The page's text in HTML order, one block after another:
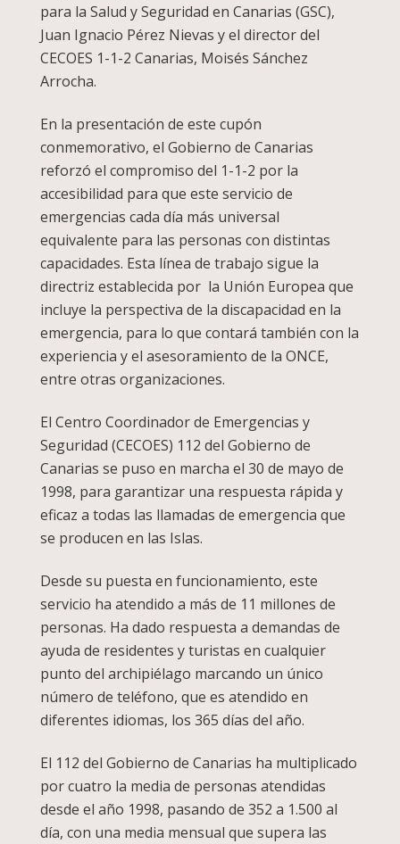
para la Salud y Seguridad en Canarias (GSC),
Juan Ignacio Pérez Nievas y el director del
CECOES 1-1-2 Canarias, Moisés Sánchez
Arrocha.
En la presentación de este cupón
conmemorativo, el Gobierno de Canarias
reforzó el compromiso del 1-1-2 por la
accesibilidad para que este servicio de
emergencias cada día más universal
equivalente para las personas con distintas
capacidades. Esta línea de trabajo sigue la
directriz establecida por la Unión Europea que
incluye la perspectiva de la discapacidad en la
emergencia, para lo que contará también con la
experiencia y el asesoramiento de la ONCE,
entre otras organizaciones.
El Centro Coordinador de Emergencias y
Seguridad (CECOES) 112 del Gobierno de
Canarias se puso en marcha el 30 de mayo de
1998, para garantizar una respuesta rápida y
eficaz a todas las llamadas de emergencia que
se producen en las Islas.
Desde su puesta en funcionamiento, este
servicio ha atendido a más de 11 millones de
personas. Ha dado respuesta a demandas de
ayuda de residentes y turistas en cualquier
punto del archipiélago marcando un único
número de teléfono, que es atendido en
diferentes idiomas, los 365 días del año.
El 112 del Gobierno de Canarias ha multiplicado
por cuatro la media de personas atendidas
desde el año 1998, pasando de 352 a 1.500 al
día, con una media mensual que supera las